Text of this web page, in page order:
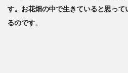
す。お花畑の中で生きていると思っ
るのです。